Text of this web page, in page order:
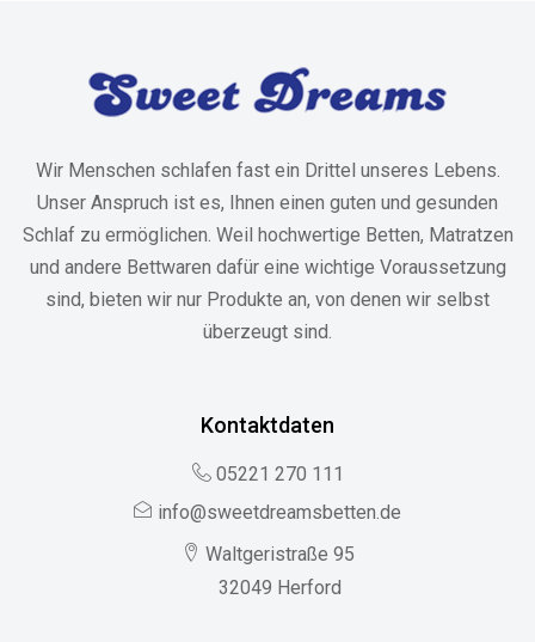
Wir Menschen schlafen fast ein Drittel unseres Lebens.
Unser Anspruch ist es, Ihnen einen guten und gesunden
Schlaf zu ermöglichen. Weil hochwertige Betten, Matratzen
und andere Bettwaren dafür eine wichtige Voraussetzung
sind, bieten wir nur Produkte an, von denen wir selbst
überzeugt sind.
Kontaktdaten
05221 270 111
info@sweetdreamsbetten.de
Waltgeristraße 95
32049 Herford